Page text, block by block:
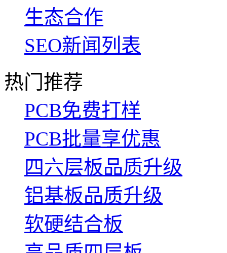
生态合作
SEO新闻列表
热门推荐
PCB免费打样
PCB批量享优惠
四六层板品质升级
铝基板品质升级
软硬结合板